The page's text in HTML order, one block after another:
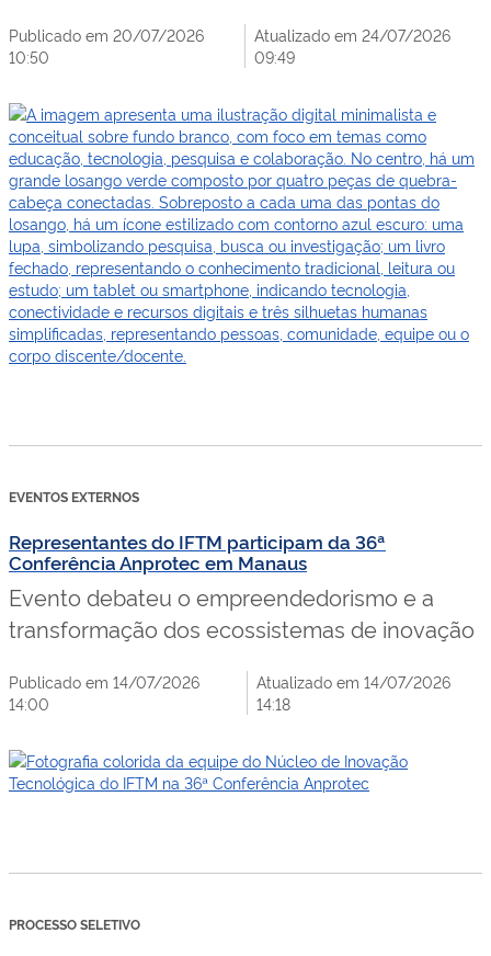
Publicado em 20/07/2026
10:50
Atualizado em 24/07/2026
09:49
EVENTOS EXTERNOS
Representantes do IFTM participam da 36ª
Conferência Anprotec em Manaus
Evento debateu o empreendedorismo e a
transformação dos ecossistemas de inovação
Publicado em 14/07/2026
14:00
Atualizado em 14/07/2026
14:18
PROCESSO SELETIVO